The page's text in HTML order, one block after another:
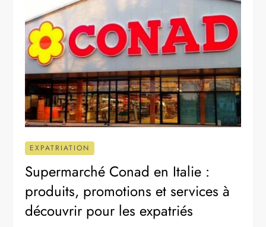
EXPATRIATION
Supermarché Conad en Italie :
produits, promotions et services à
découvrir pour les expatriés